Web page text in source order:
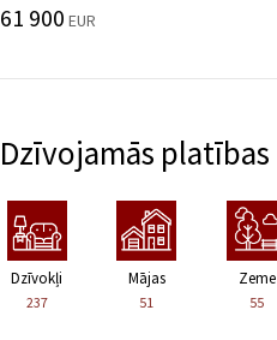
61 900 EUR
Dzīvojamās platības
Dzīvokļi
237
Mājas
51
Zeme
55